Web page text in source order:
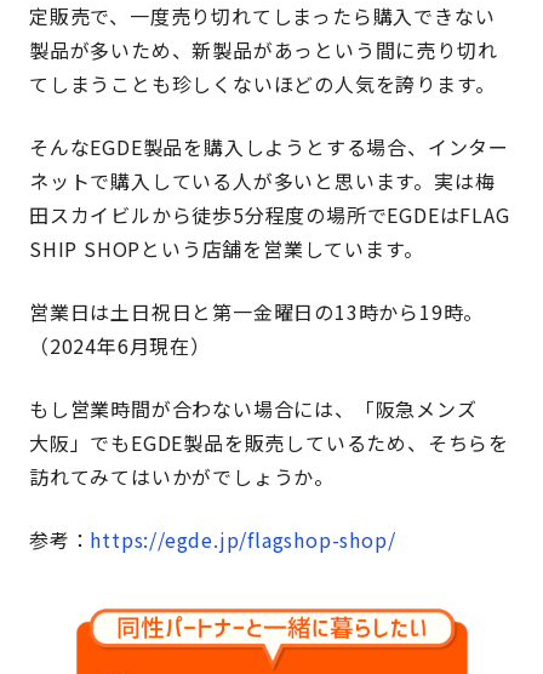
定販売で、一度売り切れてしまったら購入できない
製品が多いため、新製品があっという間に売り切れ
てしまうことも珍しくないほどの人気を誇ります。
そんなEGDE製品を購入しようとする場合、インター
ネットで購入している人が多いと思います。実は梅
田スカイビルから徒歩5分程度の場所でEGDEはFLAG
SHIP SHOPという店舗を営業しています。
営業日は土日祝日と第一金曜日の13時から19時。
（2024年6月現在）
もし営業時間が合わない場合には、「阪急メンズ
大阪」でもEGDE製品を販売しているため、そちらを
訪れてみてはいかがでしょうか。
参考： https://egde.jp/flagshop-shop/